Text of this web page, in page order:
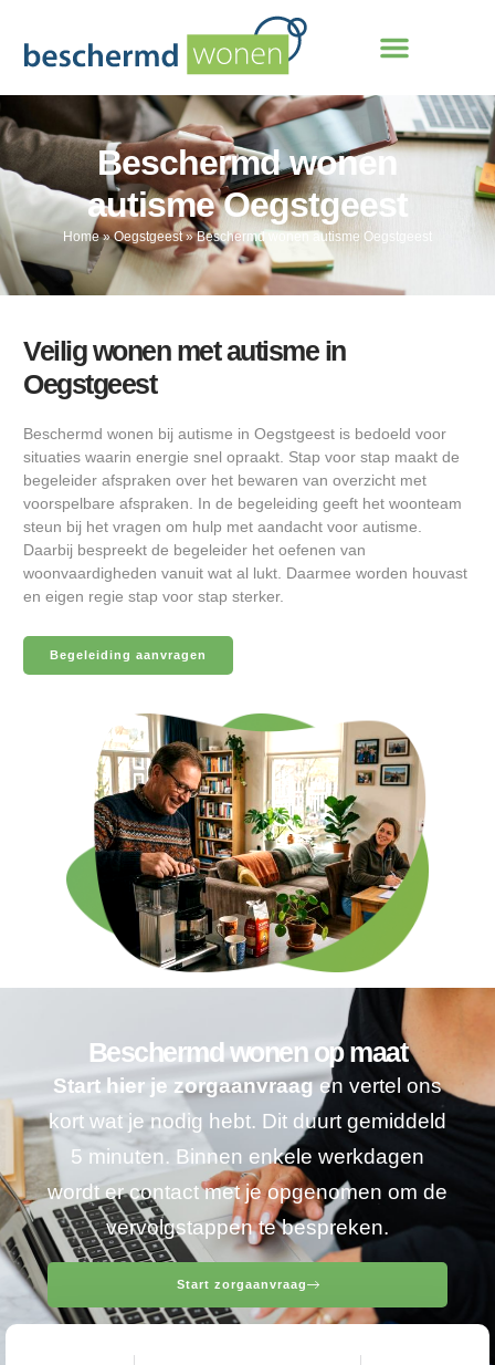
Beschermd wonen
autisme Oegstgeest
Home»Oegstgeest»Beschermd wonen autisme Oegstgeest
Veilig wonen met autisme in
Oegstgeest
Beschermd wonen bij autisme in Oegstgeest is bedoeld voor
situaties waarin energie snel opraakt. Stap voor stap maakt de
begeleider afspraken over het bewaren van overzicht met
voorspelbare afspraken. In de begeleiding geeft het woonteam
steun bij het vragen om hulp met aandacht voor autisme.
Daarbij bespreekt de begeleider het oefenen van
woonvaardigheden vanuit wat al lukt. Daarmee worden houvast
en eigen regie stap voor stap sterker.
Begeleiding aanvragen
Beschermd wonen op maat
Start hier je zorgaanvraagen vertel ons
kort wat je nodig hebt. Dit duurt gemiddeld
5 minuten. Binnen enkele werkdagen
wordt er contact met je opgenomen om de
vervolgstappen te bespreken.
Start zorgaanvraag